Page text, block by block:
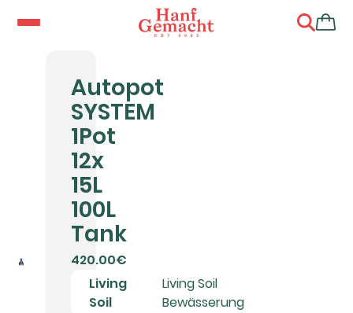
Autopot
SYSTEM
1Pot
12x
15L
100L
Tank
420.00€
Living
Soil
Living Soil
Bewässerung